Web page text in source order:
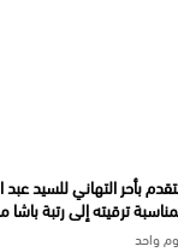
تتقدم بأحر التهاني للسيد
ترقيته إلى رتبة باشا
واحد